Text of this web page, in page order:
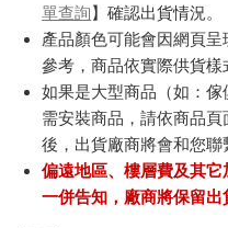
單查詢】確認出貨情況。
產品顏色可能會因網頁
參考，商品依實際供貨樣
如果是大型商品（如：
需安裝商品，請依商品
後，出貨廠商將會和您聯
偏遠地區、樓層費及其
一併告知，廠商將保留出